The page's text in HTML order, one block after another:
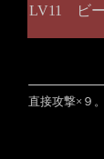
LV11 ビ
直接攻撃×９